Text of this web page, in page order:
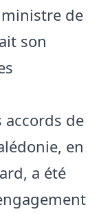
de
son
accords de
en
a été